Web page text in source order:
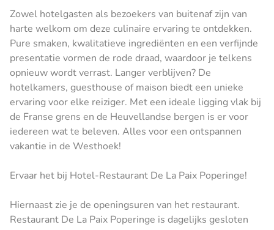
Zowel hotelgasten als bezoekers van buitenaf zijn van
harte welkom om deze culinaire ervaring te ontdekken.
Pure smaken, kwalitatieve ingrediënten en een verfijnde
presentatie vormen de rode draad, waardoor je telkens
opnieuw wordt verrast. Langer verblijven? De
hotelkamers, guesthouse of maison biedt een unieke
ervaring voor elke reiziger. Met een ideale ligging vlak bij
de Franse grens en de Heuvellandse bergen is er voor
iedereen wat te beleven. Alles voor een ontspannen
vakantie in de Westhoek!
Ervaar het bij Hotel-Restaurant De La Paix Poperinge!
Hiernaast zie je de openingsuren van het restaurant.
Restaurant De La Paix Poperinge is dagelijks gesloten